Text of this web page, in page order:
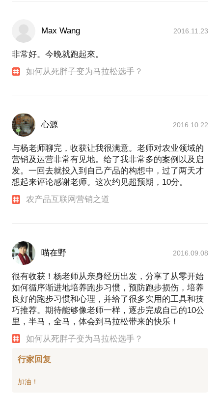
Max Wang 2016.11.23
非常好。今晚就跑起來。
如何从死胖子变为马拉松选手？
心源 2016.10.22
与杨老师聊完，收获让我很满意。老师对农业领域的
营销及运营非常有见地。给了我非常多的案例以及启
发。一回去就投入到自己产品的构想中，过了两天才
想起来评论感谢老师。这次约见超预期，10分。
农产品互联网营销之道
喵在野 2016.09.08
很有收获！杨老师从亲身经历出发，分享了从零开始
如何循序渐进地培养跑步习惯，预防跑步损伤，培养
良好的跑步习惯和心理，并给了很多实用的工具和技
巧推荐。期待能够像老师一样，逐步完成自己的10公
里，半马，全马，体会到马拉松带来的快乐！
如何从死胖子变为马拉松选手？
行家回复